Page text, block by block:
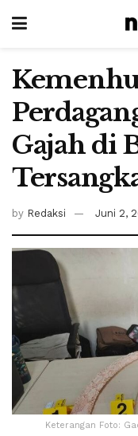
Gajah di
by Redaksi Juni 2,
Keterangan Foto: